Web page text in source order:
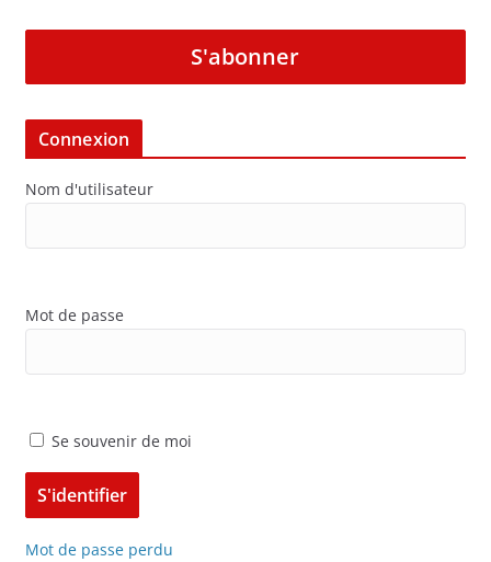
S'abonner
Connexion
Nom d'utilisateur
Mot de passe
Se souvenir de moi
Mot de passe perdu